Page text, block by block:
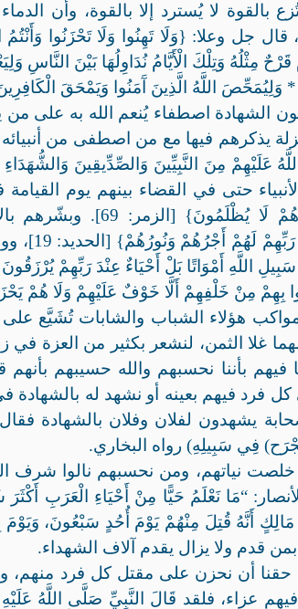
بالقوة لا يُسترد إلا بالقوة، وأن
قال جل وعلا: {وَلَا تَهِنُوا وَلَا تَحْزَنُوا
مِثْلُهُ وَتِلْكَ الْأَيَّامُ نُدَاوِلُهَا بَيْنَ النَّاسِ
اللَّهُ الَّذِينَ آَمَنُوا وَيَمْحَقَ الْكَافِرِينَ} [آل
الشهادة اصطفاء يُنعم الله به على
يذكرهم فيها مع من اصطفى من
حتى في القضاء بينهم يوم
بَيْنَهُمْ بِالْحَقِّ وَهُمْ لَا
سَبِيلِ اللَّهِ أَمْوَاتًا بَلْ أَحْيَاءٌ عِنْدَ رَبِّهِمْ
بِهِمْ مِنْ خَلْفِهِمْ أَلَّا خَوْفٌ عَلَيْهِمْ وَلَا هُمْ يَحْزَنُونَ}
هؤلاء الشباب والشابات تُشَيَّع على
غلا الثمن، لنشعر بكثير من العزة في
فيهم بأننا نحسبهم والله حسيبهم
كل فرد فيهم بعينه أو نشهد له
يشهدون لفلان وفلان بالشهادة
فِي سَبِيلِهِ) رواه البخاري.
خلصت نياتهم، ومن نحسبهم نالوا شرف
“مَا نَعْلَمُ حَيًّا مِنْ أَحْيَاءِ الْعَرَبِ
أَنَّهُ قُتِلَ مِنْهُمْ يَوْمَ أُحُدٍ سَبْعُونَ، وَيَوْمَ
قدم ولا يزال يقدم آلاف الشهداء.
حقنا أن نحزن على مقتل كل فرد منهم،
فيهم عزاء، فلقد قَالَ النَّبِيِّ صَلَّى اللَّهُ